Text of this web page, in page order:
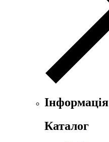
Інформація
Каталог